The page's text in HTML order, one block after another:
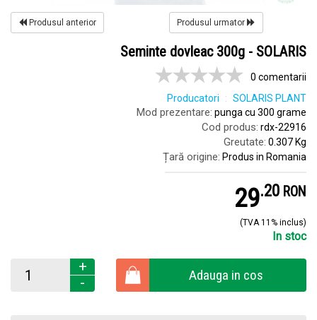
Produsul anterior Produsul urmator
Seminte dovleac 300g - SOLARIS
0 comentarii
Producatori
SOLARIS PLANT
Mod prezentare: punga cu 300 grame
Cod produs: rdx-22916
Greutate: 0.307 Kg
Țară origine: Produs in Romania
29.2 RON
(TVA 11% inclus)
In stoc
+
-
Adauga in cos